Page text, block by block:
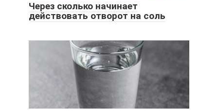
Через сколько начинает
действовать отворот на соль